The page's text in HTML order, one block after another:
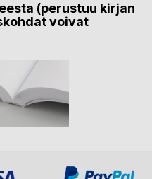
(perustuu kirjan
voivat